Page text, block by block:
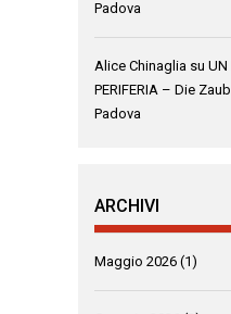
Padova
Alice Chinaglia su UN
PERIFERIA – Die
Padova
ARCHIVI
Maggio 2026 (1)